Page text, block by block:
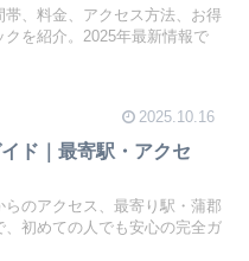
、料金、アクセス方法、お得
を紹介。2025年最新情報で
2025.10.16
ド｜最寄駅・アクセ
のアクセス、最寄り駅・蒲郡
初めての人でも安心の完全ガ